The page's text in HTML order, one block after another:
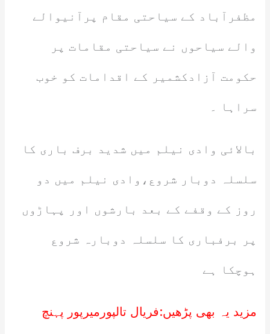
مظفرآباد کے سیاحتی مقام پرآنیوالے
والے سیاحوں نے سیاحتی مقامات پر
حکومت آزادکشمیر کے اقدامات کو خوب
سراہا ۔
بالائی وادی نیلم میں شدید برف باری کا
سلسلہ دوبار شروع،وادی نیلم میں دو
روز کے وقفے کے بعد بارشوں اور پہاڑوں
پر برفباری کا سلسلہ دوبارہ شروع
ہوچکا ہے
مزید یہ بھی پڑھیں:فریال تالپورمیرپور پہنچ